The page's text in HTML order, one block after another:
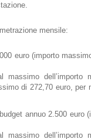
mensile:
euro (importo
dell’importo
di 272,70 euro,
annuo 2.500 euro
dell’importo